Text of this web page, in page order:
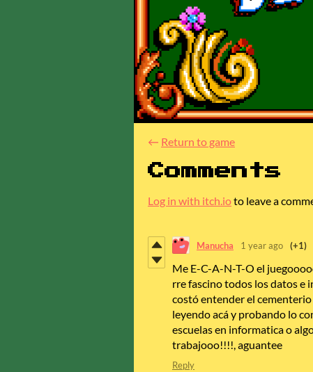
← Return to game
Comments
Log in with itch.ioto leave a
Manucha 1 year ago (+1)
Me E-C-A-N-T-O el
rre fascino todos los datos e
costó entender el
leyendo acá y probando lo
escuelas en informatica o
trabajooo!!!!, aguantee
Reply